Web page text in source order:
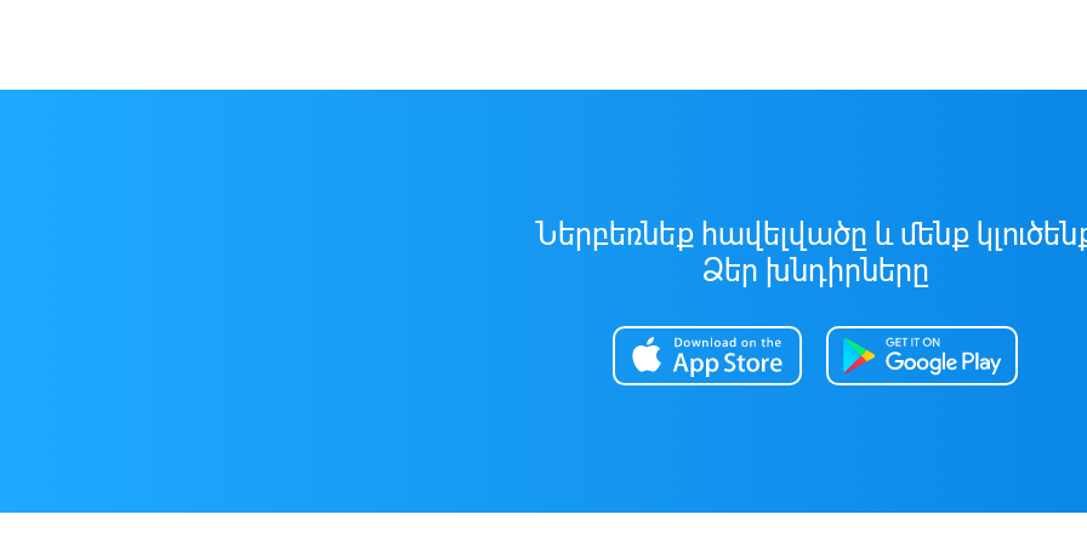
Ներբեռնեք հավելվածը և մենք
Ձեր խնդիրները